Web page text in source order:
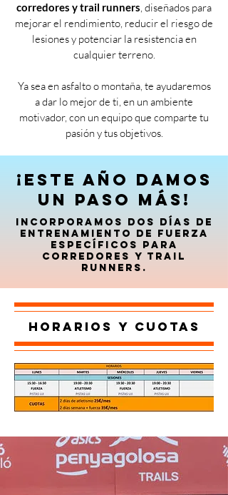
corredores y trail runners, diseñados para
mejorar el rendimiento, reducir el riesgo de
lesiones y potenciar la resistencia en
cualquier terreno.
Ya sea en asfalto o montaña, te ayudaremos
a dar lo mejor de ti, en un ambiente
motivador, con un equipo que comparte tu
pasión y tus objetivos.
¡eSte año damos
un paso más!
Incorporamos dos días de
entrenamiento de fuerza
específicos para
corredores y trail
runners.
Horarios y cuotas